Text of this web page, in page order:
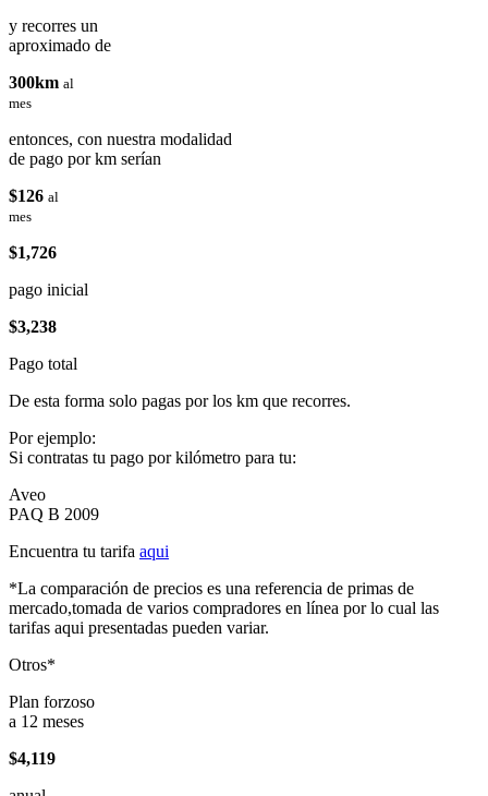
y recorres un
aproximado de
300km al
mes
entonces, con nuestra modalidad
de pago por km serían
$126 al
mes
$1,726
pago inicial
$3,238
Pago total
De esta forma solo pagas por los km que recorres.
Por ejemplo:
Si contratas tu pago por kilómetro para tu:
Aveo
PAQ B 2009
Encuentra tu tarifa aqui
*La comparación de precios es una referencia de primas de
mercado,tomada de varios compradores en línea por lo cual las
tarifas aqui presentadas pueden variar.
Otros*
Plan forzoso
a 12 meses
$4,119